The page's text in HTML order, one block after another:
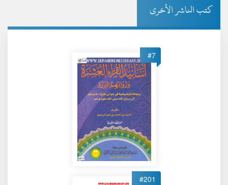
كتب الناشر الأخرى
#7
#201